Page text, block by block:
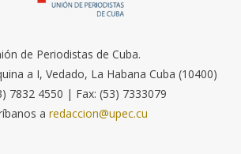
de Periodistas de Cuba.
a I, Vedado, La Habana Cuba (10400)
7832 4550 | Fax: (53) 7333079
a redaccion@upec.cu